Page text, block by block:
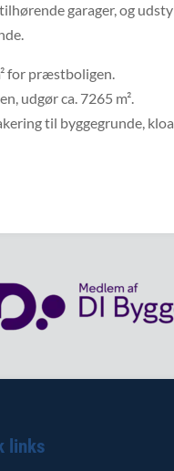
garager, og
for præstboligen.
udgør ca. 7265 m².
til byggegrunde,
links